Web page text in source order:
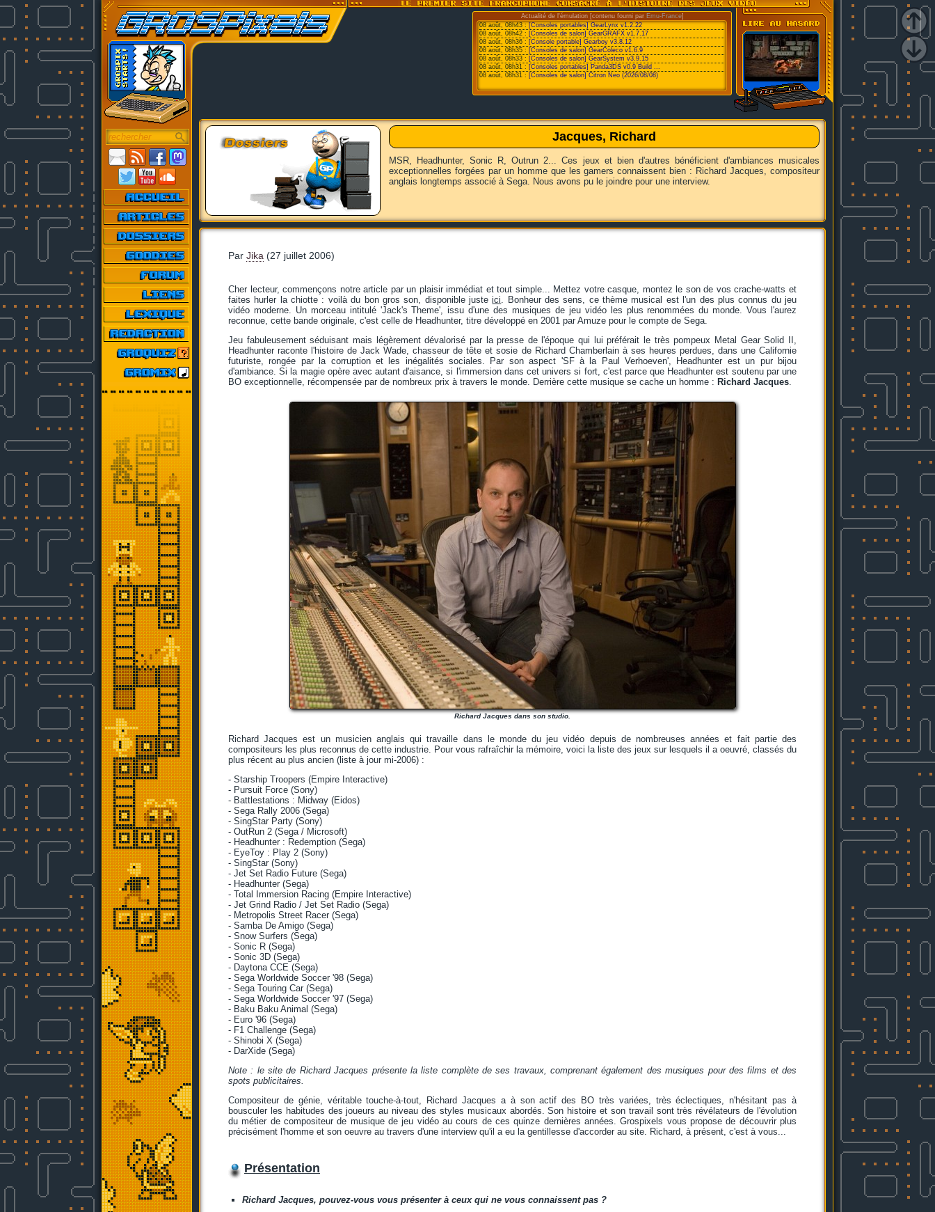
Actualité de l'émulation [contenu fourni par Emu-France]
08 août, 08h43 :[Consoles portables] GearLynx v1.2.22
08 août, 08h42 : [Consoles de salon] GearGRAFX v1.7.17
08 août, 08h36 : [Console portable] Gearboy v3.8.12
08 août, 08h35 : [Consoles de salon] GearColeco v1.6.9
08 août, 08h33 : [Consoles de salon] GearSystem v3.9.15
08 août, 08h31 : [Consoles portables] Panda3DS v0.9 Build ...
08 août, 08h31 : [Consoles de salon] Citron Neo (2026/08/08)
Jacques, Richard
MSR, Headhunter, Sonic R, Outrun 2... Ces jeux et bien d'autres bénéficient d'ambiances musicales
exceptionnelles forgées par un homme que les gamers connaissent bien : Richard Jacques, compositeur
anglais longtemps associé à Sega. Nous avons pu le joindre pour une interview.
Par Jika (27 juillet 2006)
Cher lecteur, commençons notre article par un plaisir immédiat et tout simple... Mettez votre casque, montez le son de vos crache-watts et
faites hurler la chiotte : voilà du bon gros son, disponible justeici. Bonheur des sens, ce thème musical est l'un des plus connus du jeu
vidéo moderne. Un morceau intitulé 'Jack's Theme', issu d'une des musiques de jeu vidéo les plus renommées du monde. Vous l'aurez
reconnue, cette bande originale, c'est celle de Headhunter, titre développé en 2001 par Amuze pour le compte de Sega.
Jeu fabuleusement séduisant mais légèrement dévalorisé par la presse de l'époque qui lui préférait le très pompeux Metal Gear Solid II,
Headhunter raconte l'histoire de Jack Wade, chasseur de tête et sosie de Richard Chamberlain à ses heures perdues, dans une Californie
futuriste, rongée par la corruption et les inégalités sociales. Par son aspect 'SF à la Paul Verhoeven', Headhunter est un pur bijou
d'ambiance. Si la magie opère avec autant d'aisance, si l'immersion dans cet univers si fort, c'est parce que Headhunter est soutenu par une
BO exceptionnelle, récompensée par de nombreux prix à travers le monde. Derrière cette musique se cache un homme : Richard Jacques.
Richard Jacques dans son studio.
Richard Jacques est un musicien anglais qui travaille dans le monde du jeu vidéo depuis de nombreuses années et fait partie des
compositeurs les plus reconnus de cette industrie. Pour vous rafraîchir la mémoire, voici la liste des jeux sur lesquels il a oeuvré, classés du
plus récent au plus ancien (liste à jour mi-2006) :
- Starship Troopers (Empire Interactive)
- Pursuit Force (Sony)
- Battlestations : Midway (Eidos)
- Sega Rally 2006 (Sega)
- SingStar Party (Sony)
- OutRun 2 (Sega / Microsoft)
- Headhunter : Redemption (Sega)
- EyeToy : Play 2 (Sony)
- SingStar (Sony)
- Jet Set Radio Future (Sega)
- Headhunter (Sega)
- Total Immersion Racing (Empire Interactive)
- Jet Grind Radio / Jet Set Radio (Sega)
- Metropolis Street Racer (Sega)
- Samba De Amigo (Sega)
- Snow Surfers (Sega)
- Sonic R (Sega)
- Sonic 3D (Sega)
- Daytona CCE (Sega)
- Sega Worldwide Soccer '98 (Sega)
- Sega Touring Car (Sega)
- Sega Worldwide Soccer '97 (Sega)
- Baku Baku Animal (Sega)
- Euro '96 (Sega)
- F1 Challenge (Sega)
- Shinobi X (Sega)
- DarXide (Sega)
Note : le site de Richard Jacques présente la liste complète de ses travaux, comprenant également des musiques pour des films et des
spots publicitaires.
Compositeur de génie, véritable touche-à-tout, Richard Jacques a à son actif des BO très variées, très éclectiques, n'hésitant pas à
bousculer les habitudes des joueurs au niveau des styles musicaux abordés. Son histoire et son travail sont très révélateurs de l'évolution
du métier de compositeur de musique de jeu vidéo au cours de ces quinze dernières années. Grospixels vous propose de découvrir plus
précisément l'homme et son oeuvre au travers d'une interview qu'il a eu la gentillesse d'accorder au site. Richard, à présent, c'est à vous...
Présentation
Richard Jacques, pouvez-vous vous présenter à ceux qui ne vous connaissent pas ?